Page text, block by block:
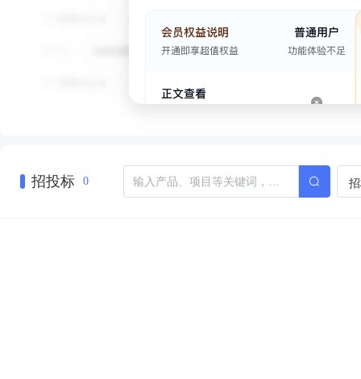
招投标 0